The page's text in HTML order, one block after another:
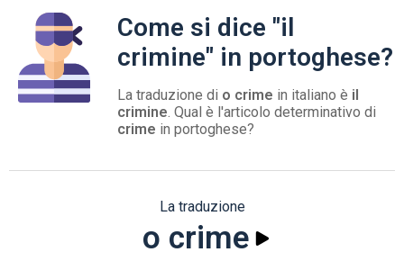
Come si dice "il
crimine" in portoghese?
La traduzione di o crime in italiano è il
crimine. Qual è l'articolo determinativo di
crime in portoghese?
La traduzione
o crime